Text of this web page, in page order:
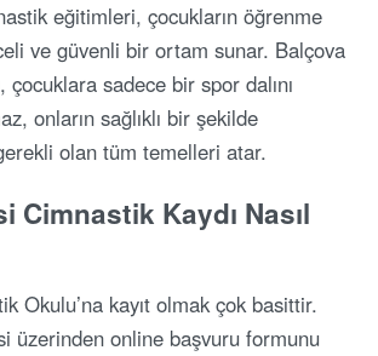
eğitimleri, çocukların öğrenme
ve güvenli bir ortam sunar. Balçova
sadece bir spor dalını
onların sağlıklı bir şekilde
olan tüm temelleri atar.
Cimnastik Kaydı Nasıl
Okulu’na kayıt olmak çok basittir.
üzerinden online başvuru formunu